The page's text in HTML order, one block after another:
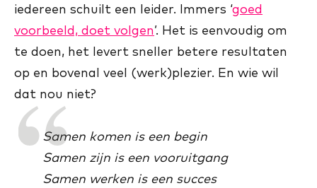
iedereen schuilt een leider. Immers ‘goed
voorbeeld, doet volgen’. Het is eenvoudig om
te doen, het levert sneller betere resultaten
op en bovenal veel (werk)plezier. En wie wil
dat nou niet?
Samen komen is een begin
Samen zijn is een vooruitgang
Samen werken is een succes